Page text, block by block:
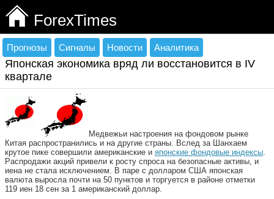
ForexTimes
Прогнозы Сигналы Новости Аналитика
Японская экономика вряд ли восстановится в IV
квартале
Медвежьи настроения на фондовом рынке
Китая распространились и на другие страны. Вслед за Шанхаем
крутое пике совершили американские и японские фондовые индексы.
Распродажи акций привели к росту спроса на безопасные активы, и
иена не стала исключением. В паре с долларом США японская
валюта выросла почти на 50 пунктов и торгуется в районе отметки
119 иен 18 сен за 1 американский доллар.